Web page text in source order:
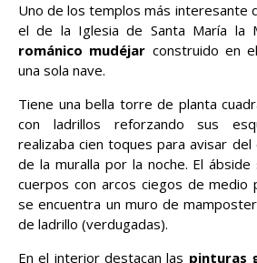
Uno de los templos más interesante
el de la Iglesia de Santa María la
románico mudéjar construido en
una sola nave.
Tiene una bella torre de planta
con ladrillos reforzando sus
realizaba cien toques para avisar
de la muralla por la noche. El
cuerpos con arcos ciegos de medio
se encuentra un muro de
de ladrillo (verdugadas).
En el interior destacan las pinturas